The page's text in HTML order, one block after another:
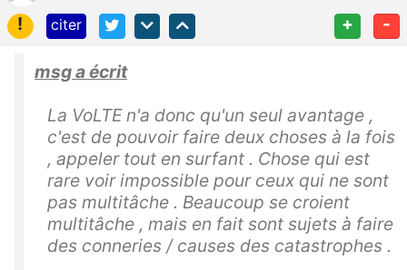
!
citer + -
msg a écrit
La VoLTE n'a donc qu'un seul avantage ,
c'est de pouvoir faire deux choses à la fois
, appeler tout en surfant . Chose qui est
rare voir impossible pour ceux qui ne sont
pas multitâche . Beaucoup se croient
multitâche , mais en fait sont sujets à faire
des conneries / causes des catastrophes .